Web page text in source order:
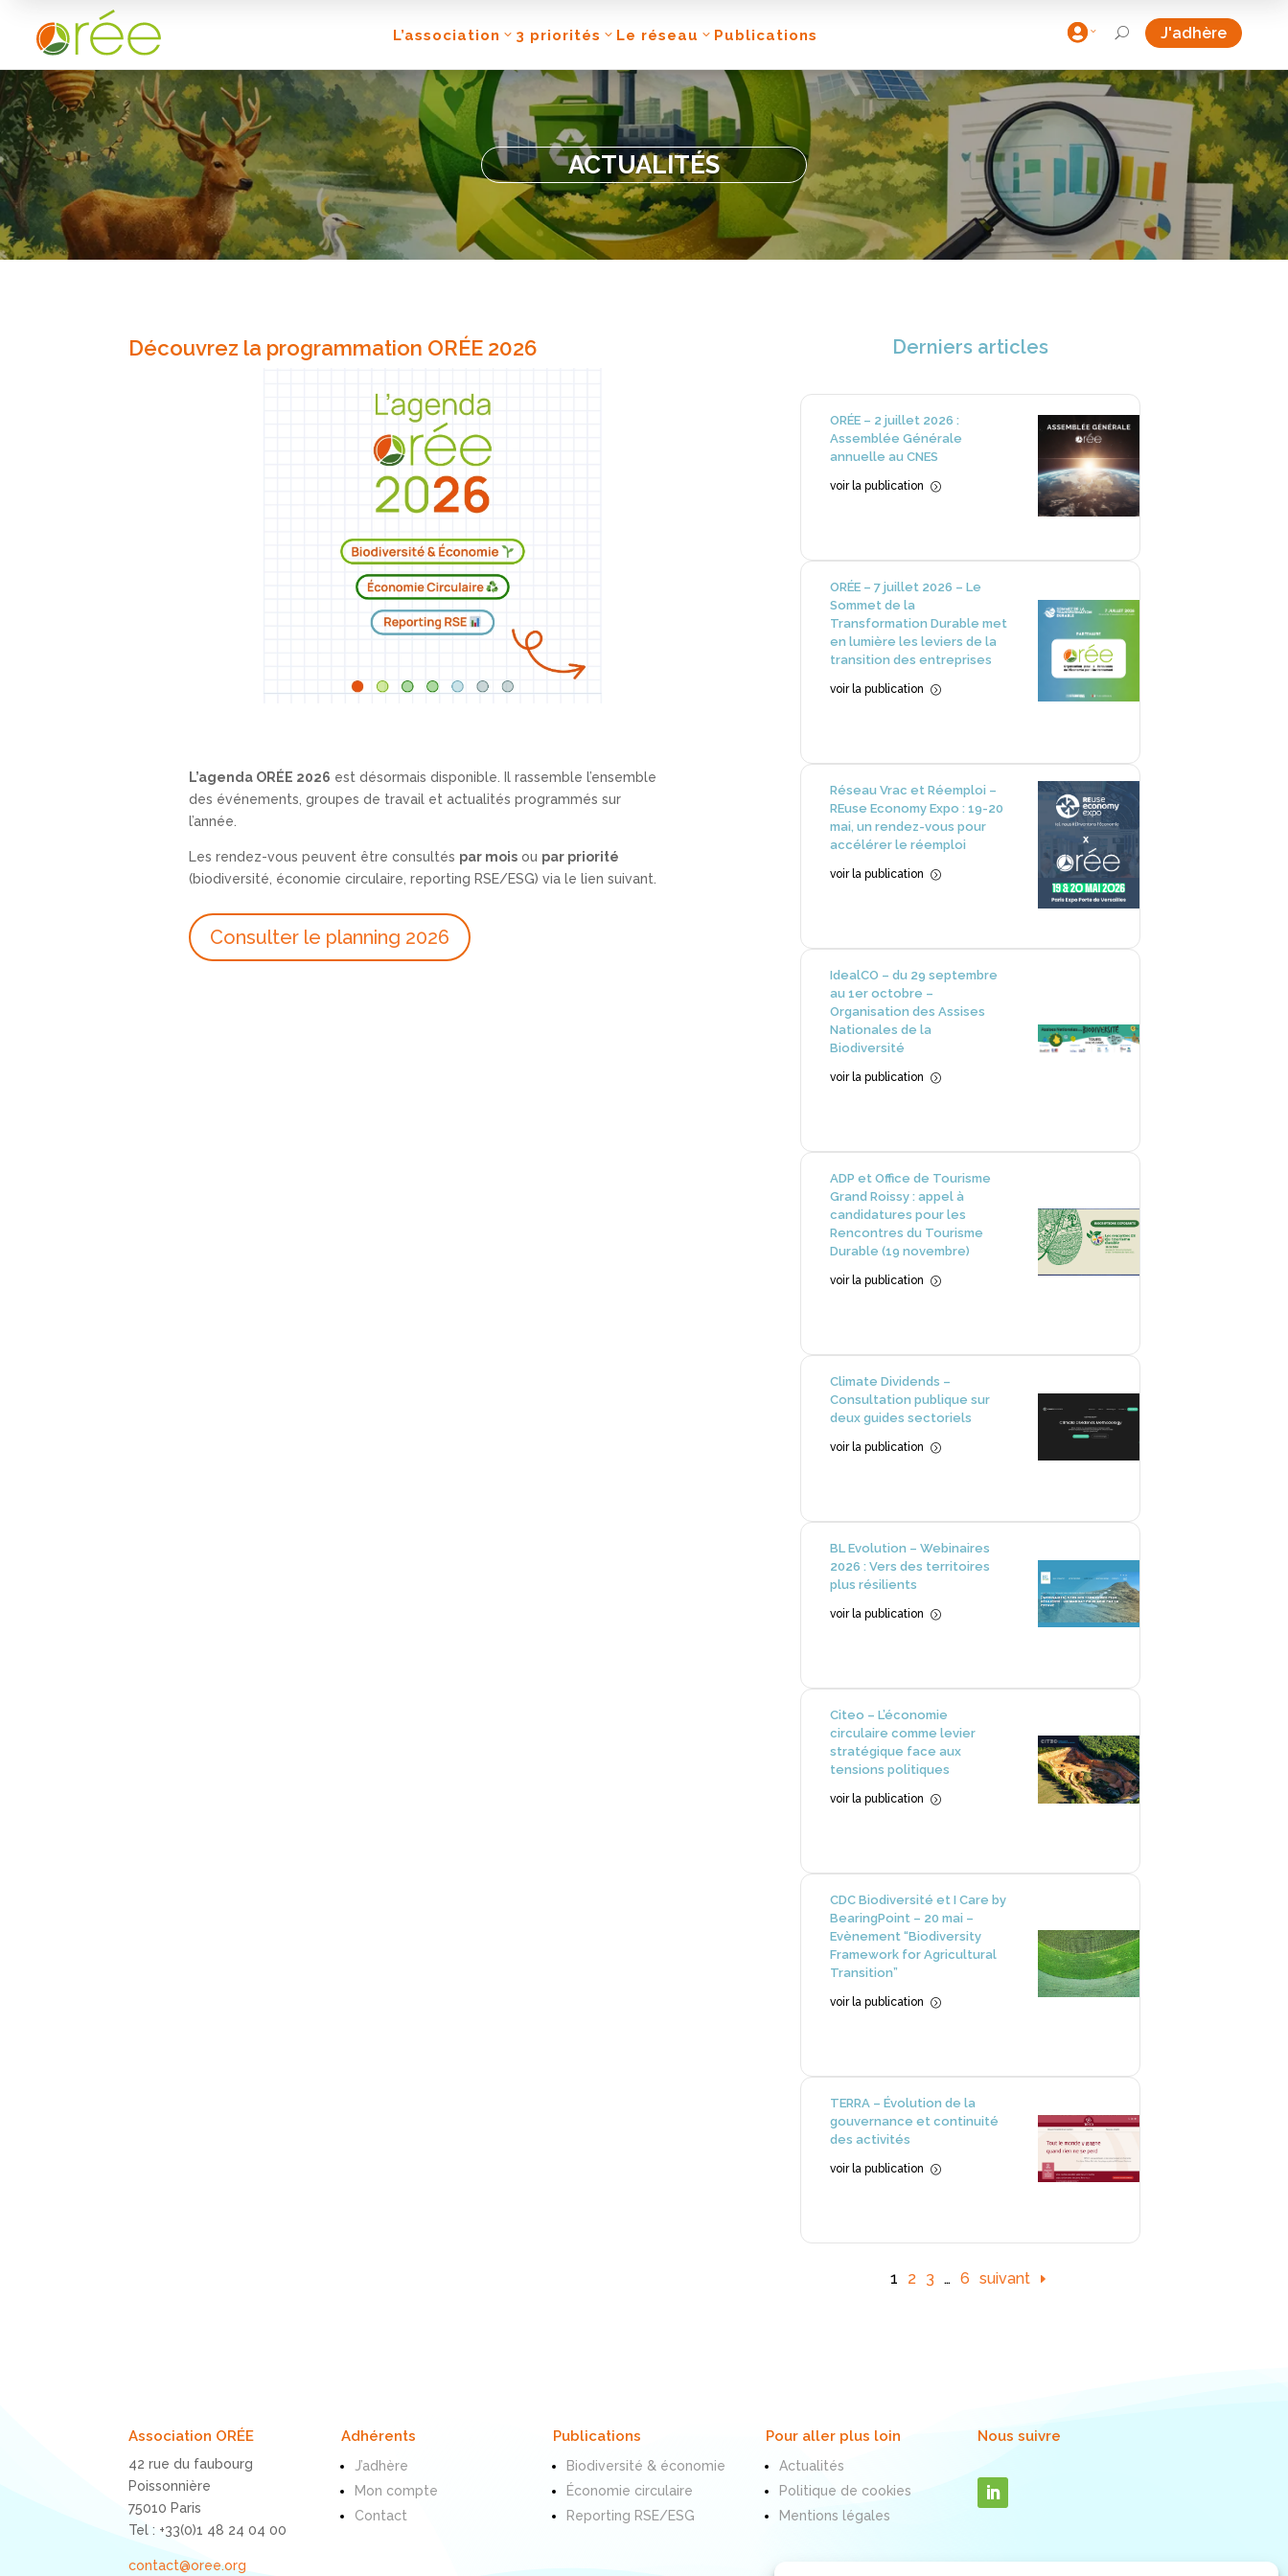
L’association 3 priorités Le réseau Publications  U J'adhère
ACTUALITÉS
Découvrez la programmation ORÉE 2026
L’agenda ORÉE 2026 est désormais disponible. Il rassemble l’ensemble
des événements, groupes de travail et actualités programmés sur
l’année.
Les rendez-vous peuvent être consultés par moisou par priorité
(biodiversité, économie circulaire, reporting RSE/ESG) via le lien suivant.
Consulter le planning 2026
Derniers articles
ORÉE – 2 juillet 2026 :
Assemblée Générale
annuelle au CNES
voir la publication =
ORÉE – 7 juillet 2026 – Le
Sommet de la
Transformation Durable met
en lumière les leviers de la
transition des entreprises
voir la publication =
Réseau Vrac et Réemploi –
REuse Economy Expo : 19-20
mai, un rendez-vous pour
accélérer le réemploi
voir la publication =
IdealCO – du 29 septembre
au 1er octobre –
Organisation des Assises
Nationales de la
Biodiversité
voir la publication =
ADP et Office de Tourisme
Grand Roissy : appel à
candidatures pour les
Rencontres du Tourisme
Durable (19 novembre)
voir la publication =
Climate Dividends –
Consultation publique sur
deux guides sectoriels
voir la publication =
BL Evolution – Webinaires
2026 : Vers des territoires
plus résilients
voir la publication =
Citeo – L’économie
circulaire comme levier
stratégique face aux
tensions politiques
voir la publication =
CDC Biodiversité et I Care by
BearingPoint – 20 mai –
Evènement “Biodiversity
Framework for Agricultural
Transition”
voir la publication =
TERRA – Évolution de la
gouvernance et continuité
des activités
voir la publication =
1 2 3 … 6 suivant
Association ORÉE
42 rue du faubourg
Poissonnière
75010 Paris
Tel : +33(0)1 48 24 04 00
contact@oree.org
Adhérents
J’adhère
Mon compte
Contact
Publications
Biodiversité & économie
Économie circulaire
Reporting RSE/ESG
Pour aller plus loin
Actualités
Politique de cookies
Mentions légales
Nous suivre